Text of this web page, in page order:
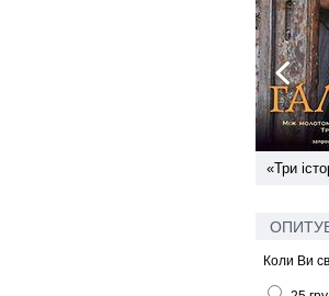
«Три
Коли Ви